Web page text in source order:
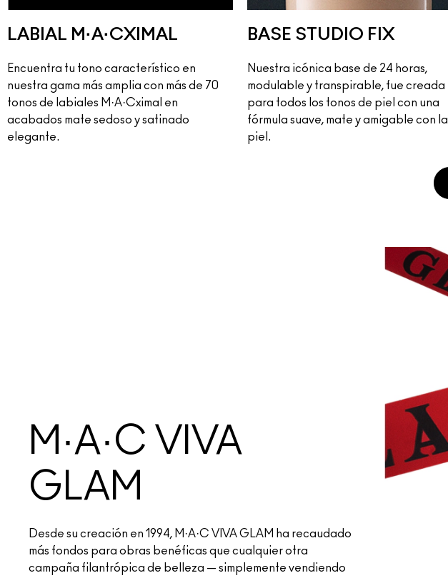
LABIAL M·A·CXIMAL
Encuentra tu tono característico en
nuestra gama más amplia con más de 70
tonos de labiales M·A·Cximal en
acabados mate sedoso y satinado
elegante.
BASE STUDIO FIX
Nuestra icónica base de 24 horas,
modulable y transpirable, fue creada
para todos los tonos de piel con una
fórmula suave, mate y amigable con la
piel.
M·A·C VIVA
GLAM
Desde su creación en 1994, M·A·C VIVA GLAM ha recaudado
más fondos para obras benéficas que cualquier otra
campaña filantrópica de belleza — simplemente vendiendo